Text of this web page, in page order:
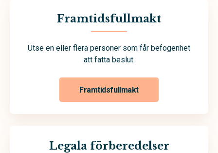
Framtidsfullmakt
Utse en eller flera personer som får befogenhet
att fatta beslut.
Framtidsfullmakt
Legala förberedelser